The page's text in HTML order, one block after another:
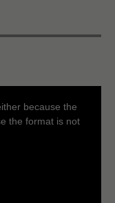
because the
the format is not